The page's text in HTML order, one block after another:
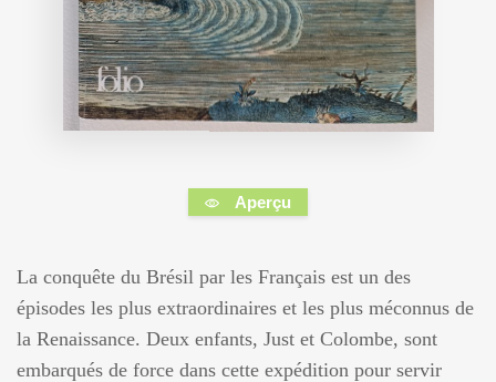
Aperçu
La conquête du Brésil par les Français est un des
épisodes les plus extraordinaires et les plus méconnus de
la Renaissance. Deux enfants, Just et Colombe, sont
embarqués de force dans cette expédition pour servir